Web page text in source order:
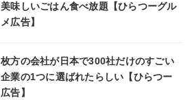
美味しいごはん食べ放題【ひらつーグル
メ広告】
枚方の会社が日本で300社だけのすごい
企業の1つに選ばれたらしい【ひらつー
広告】